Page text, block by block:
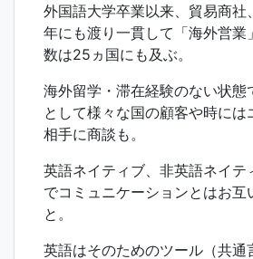
外国語大学卒業以来、貿易商社
年にも渡り一貫して「海外営業
数は25ヵ国にも及ぶ。
海外留学・滞在経験のない状態
として様々な国の顧客や時には
相手に商談も。
英語ネイティブ、非英語ネイテ
でコミュニケーションとはお互
と。
英語はそのためのツール（共通